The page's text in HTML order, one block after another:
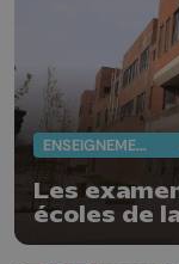
ENSEIGNEMENT
Les
écoles de